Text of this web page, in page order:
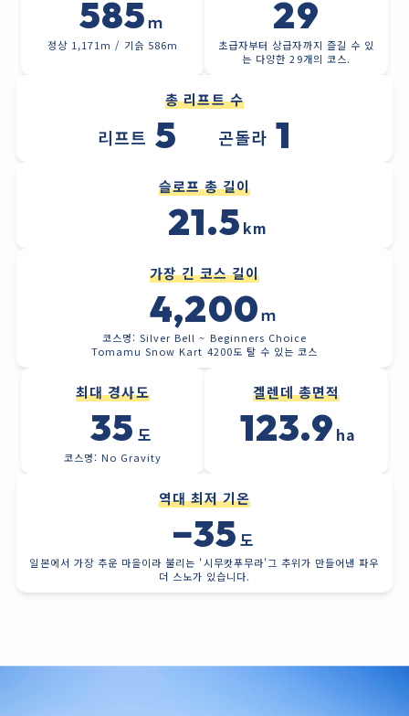
585ｍ
정상 1,171m / 기슭 586m
29
초급자부터 상급자까지 즐길 수 있
는 다양한 29개의 코스.
총 리프트 수
리프트 5 곤돌라 1
슬로프 총 길이
21.5 km
가장 긴 코스 길이
4,200ｍ
코스명: Silver Bell ~ Beginners Choice
Tomamu Snow Kart 4200도 탈 수 있는 코스
최대 경사도
35 도
코스명: No Gravity
겔렌데 총면적
123.9 ha
역대 최저 기온
−35 도
일본에서 가장 추운 마을이라 불리는 '시무캇푸무라'그 추위가 만들어낸 파우
더 스노가 있습니다.